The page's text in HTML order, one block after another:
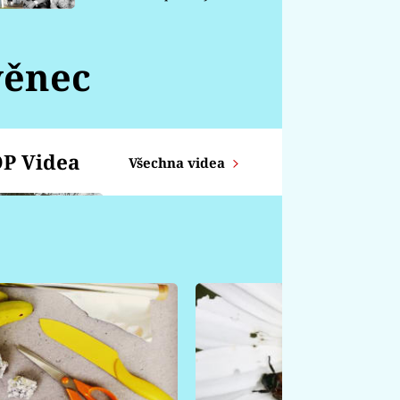
Videa Všechna videa
KOZOROH -
Týdenní horoskop od
14.4. - 20.4.
ŠTÍR - Týdenní